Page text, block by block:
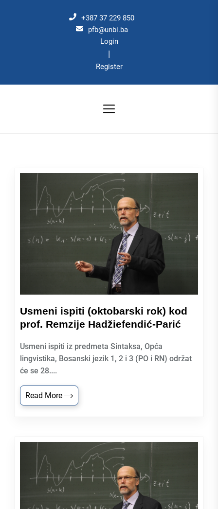
+387 37 229 850
pfb@unbi.ba
Login
|
Register
Usmeni ispiti (oktobarski rok) kod
prof. Remzije Hadžiefendić-Parić
Usmeni ispiti iz predmeta Sintaksa, Opća
lingvistika, Bosanski jezik 1, 2 i 3 (PO i RN) održat
će se 28....
Read More